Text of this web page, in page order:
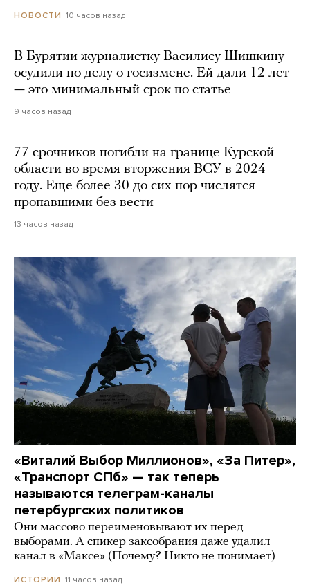
НОВОСТИ 10 часов назад
В Бурятии журналистку Василису Шишкину
осудили по делу о госизмене. Ей дали 12 лет
— это минимальный срок по статье
9 часов назад
77 срочников погибли на границе Курской
области во время вторжения ВСУ в 2024
году. Еще более 30 до сих пор числятся
пропавшими без вести
13 часов назад
«Виталий Выбор Миллионов», «За Питер»,
«Транспорт СПб» — так теперь
называются телеграм-каналы
петербургских политиков
Они массово переименовывают их перед
выборами. А спикер заксобрания даже удалил
канал в «Максе» (Почему? Никто не понимает)
ИСТОРИИ 11 часов назад